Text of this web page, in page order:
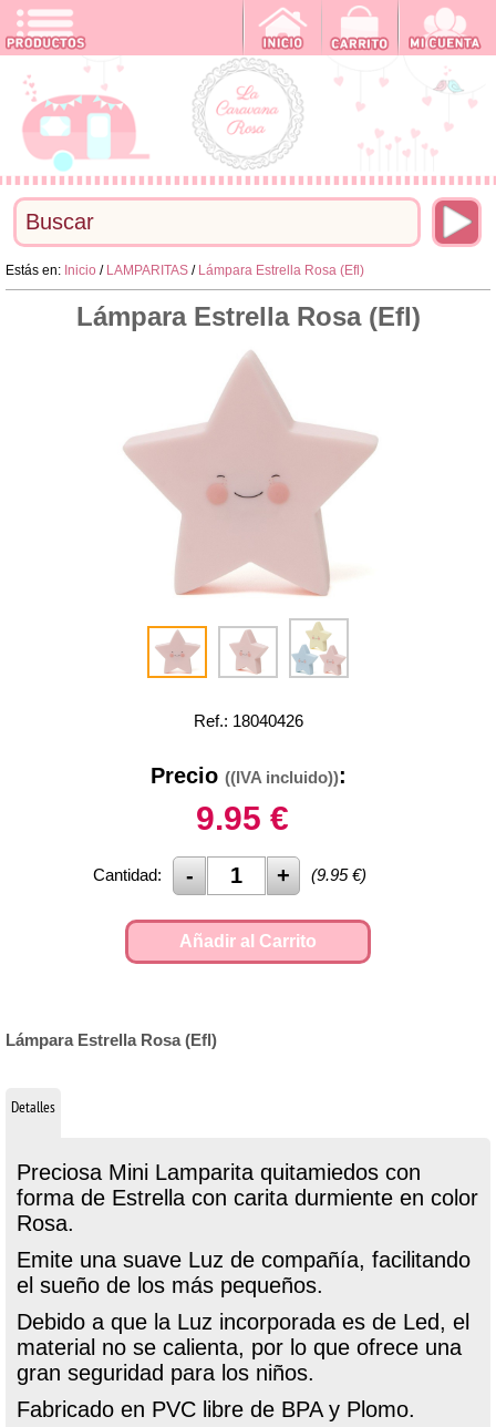
Estás en: Inicio / LAMPARITAS / Lámpara Estrella Rosa (Efl)
Lámpara Estrella Rosa (Efl)
Ref.: 18040426
Precio ((IVA incluido)):
9.95 €
Cantidad: (9.95€)
Añadir al Carrito
Lámpara Estrella Rosa (Efl)
Detalles
Preciosa Mini Lamparita quitamiedos con
forma de Estrella con carita durmiente en color
Rosa.
Emite una suave Luz de compañía, facilitando
el sueño de los más pequeños.
Debido a que la Luz incorporada es de Led, el
material no se calienta, por lo que ofrece una
gran seguridad para los niños.
Fabricado en PVC libre de BPA y Plomo.